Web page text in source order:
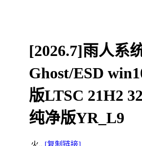
[2026.7]雨人系
Ghost/ESD
版LTSC 21H2
纯净版YR_L9
火.. [复制链接]